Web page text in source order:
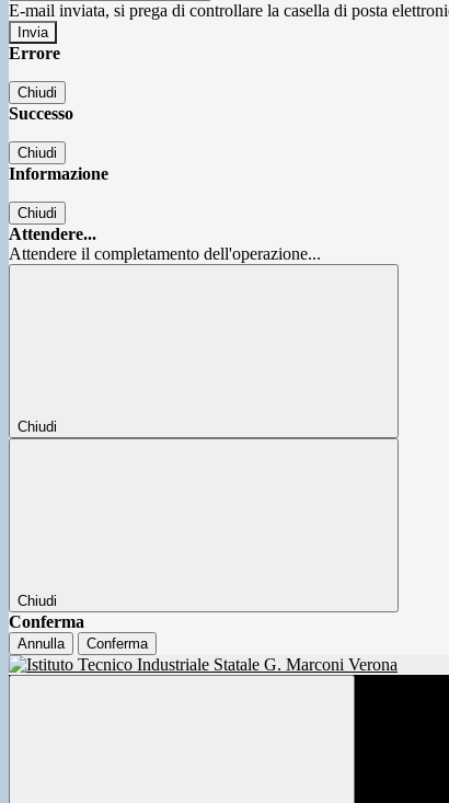
E-mail inviata, si prega di controllare la casella di posta
Errore
Chiudi
Successo
Chiudi
Informazione
Chiudi
Attendere...
Attendere il completamento dell'operazione...
Chiudi
Chiudi
Conferma
Annulla Conferma